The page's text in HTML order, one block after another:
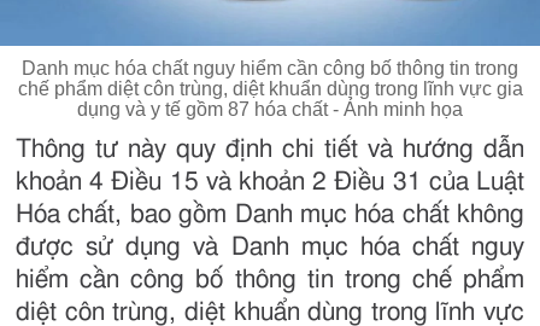
Danh mục hóa chất nguy hiểm cần công bố thông tin trong
chế phẩm diệt côn trùng, diệt khuẩn dùng trong lĩnh vực gia
dụng và y tế gồm 87 hóa chất - Ảnh minh họa
Thông tư này quy định chi tiết và hướng dẫn
khoản 4 Điều 15 và khoản 2 Điều 31 của Luật
Hóa chất, bao gồm Danh mục hóa chất không
được sử dụng và Danh mục hóa chất nguy
hiểm cần công bố thông tin trong chế phẩm
diệt côn trùng, diệt khuẩn dùng trong lĩnh vực